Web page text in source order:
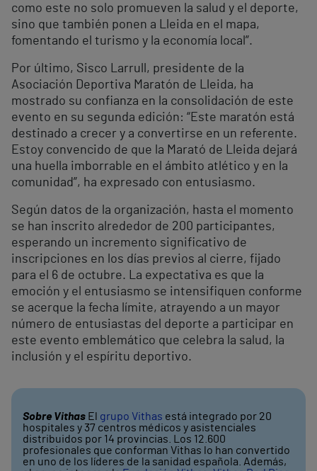
como este no solo promueven la salud y el deporte,
sino que también ponen a Lleida en el mapa,
fomentando el turismo y la economía local”.
Por último, Sisco Larrull, presidente de la
Asociación Deportiva Maratón de Lleida, ha
mostrado su confianza en la consolidación de este
evento en su segunda edición: “Este maratón está
destinado a crecer y a convertirse en un referente.
Estoy convencido de que la Marató de Lleida dejará
una huella imborrable en el ámbito atlético y en la
comunidad”, ha expresado con entusiasmo.
Según datos de la organización, hasta el momento
se han inscrito alrededor de 200 participantes,
esperando un incremento significativo de
inscripciones en los días previos al cierre, fijado
para el 6 de octubre. La expectativa es que la
emoción y el entusiasmo se intensifiquen conforme
se acerque la fecha límite, atrayendo a un mayor
número de entusiastas del deporte a participar en
este evento emblemático que celebra la salud, la
inclusión y el espíritu deportivo.
Sobre Vithas El grupo Vithas está integrado por 20
hospitales y 37 centros médicos y asistenciales
distribuidos por 14 provincias. Los 12.600
profesionales que conforman Vithas lo han convertido
en uno de los líderes de la sanidad española. Además,